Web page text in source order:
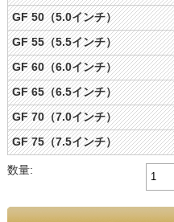
GF 50（5.0インチ）
GF 55（5.5インチ）
GF 60（6.0インチ）
GF 65（6.5インチ）
GF 70（7.0インチ）
GF 75（7.5インチ）
数量: